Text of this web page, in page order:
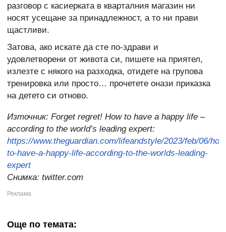
разговор с касиерката в кварталния магазин ни
носят усещане за принадлежност, а то ни прави
щастливи.
Затова, ако искате да сте по-здрави и
удовлетворени от живота си, пишете на приятел,
излезте с някого на разходка, отидете на групова
тренировка или просто… прочетете онази приказка
на детето си отново.
Източник: Forget regret! How to have a happy life –
according to the world’s leading expert:
https://www.theguardian.com/lifeandstyle/2023/feb/06/
to-have-a-happy-life-according-to-the-worlds-leading-
expert
Снимка: twitter.com
Още по темата: